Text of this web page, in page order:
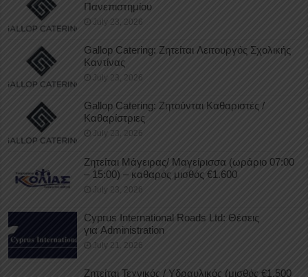
Πανεπιστημίου
July 23, 2026
Gallop Catering: Ζητείται Λειτουργός Σχολικής
Καντίνας
July 23, 2026
Gallop Catering: Ζητούνται Καθαριστές /
Καθαρίστριες
July 23, 2026
Ζητείται Μάγειρας/ Μαγείρισσα (ωράριο 07:00
– 15:00) – καθαρός μισθός €1.600
July 23, 2026
Cyprus International Roads Ltd: Θέσεις
για Administration
July 21, 2026
Ζητείται Τεχνικός / Υδραυλικός (μισθός €1.500